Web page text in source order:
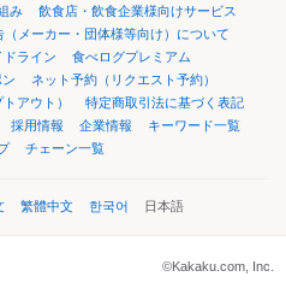
み
飲食店・飲食企業様向けサービス
（メーカー・団体様等向け）について
ドライン
食べログプレミアム
ネット予約（リクエスト予約）
アウト）
特定商取引法に基づく表記
採用情報 企業情報
キーワード一覧
チェーン一覧
繁體中文 한국어 日本語
©Kakaku.com, Inc.